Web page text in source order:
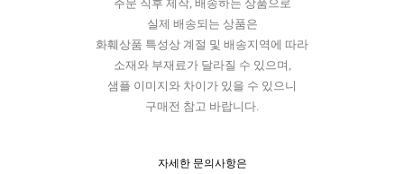
주문 직후 제작, 배송하는 상품으로
실제 배송되는 상품은
화훼상품 특성상 계절 및 배송지역에 따라
소재와 부재료가 달라질 수 있으며,
샘플 이미지와 차이가 있을 수 있으니
구매전 참고 바랍니다.
자세한 문의사항은